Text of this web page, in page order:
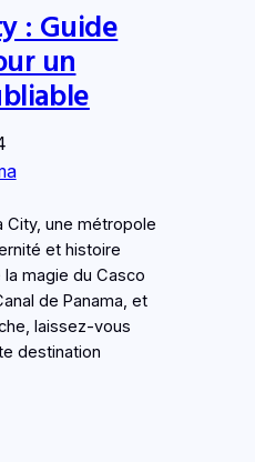
: Guide
un
City, une métropole
et histoire
la magie du Casco
de Panama, et
laissez-vous
destination